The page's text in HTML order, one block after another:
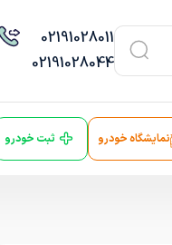
02191028011
02191028044
نمایشگاه خودرو ثبت خودرو